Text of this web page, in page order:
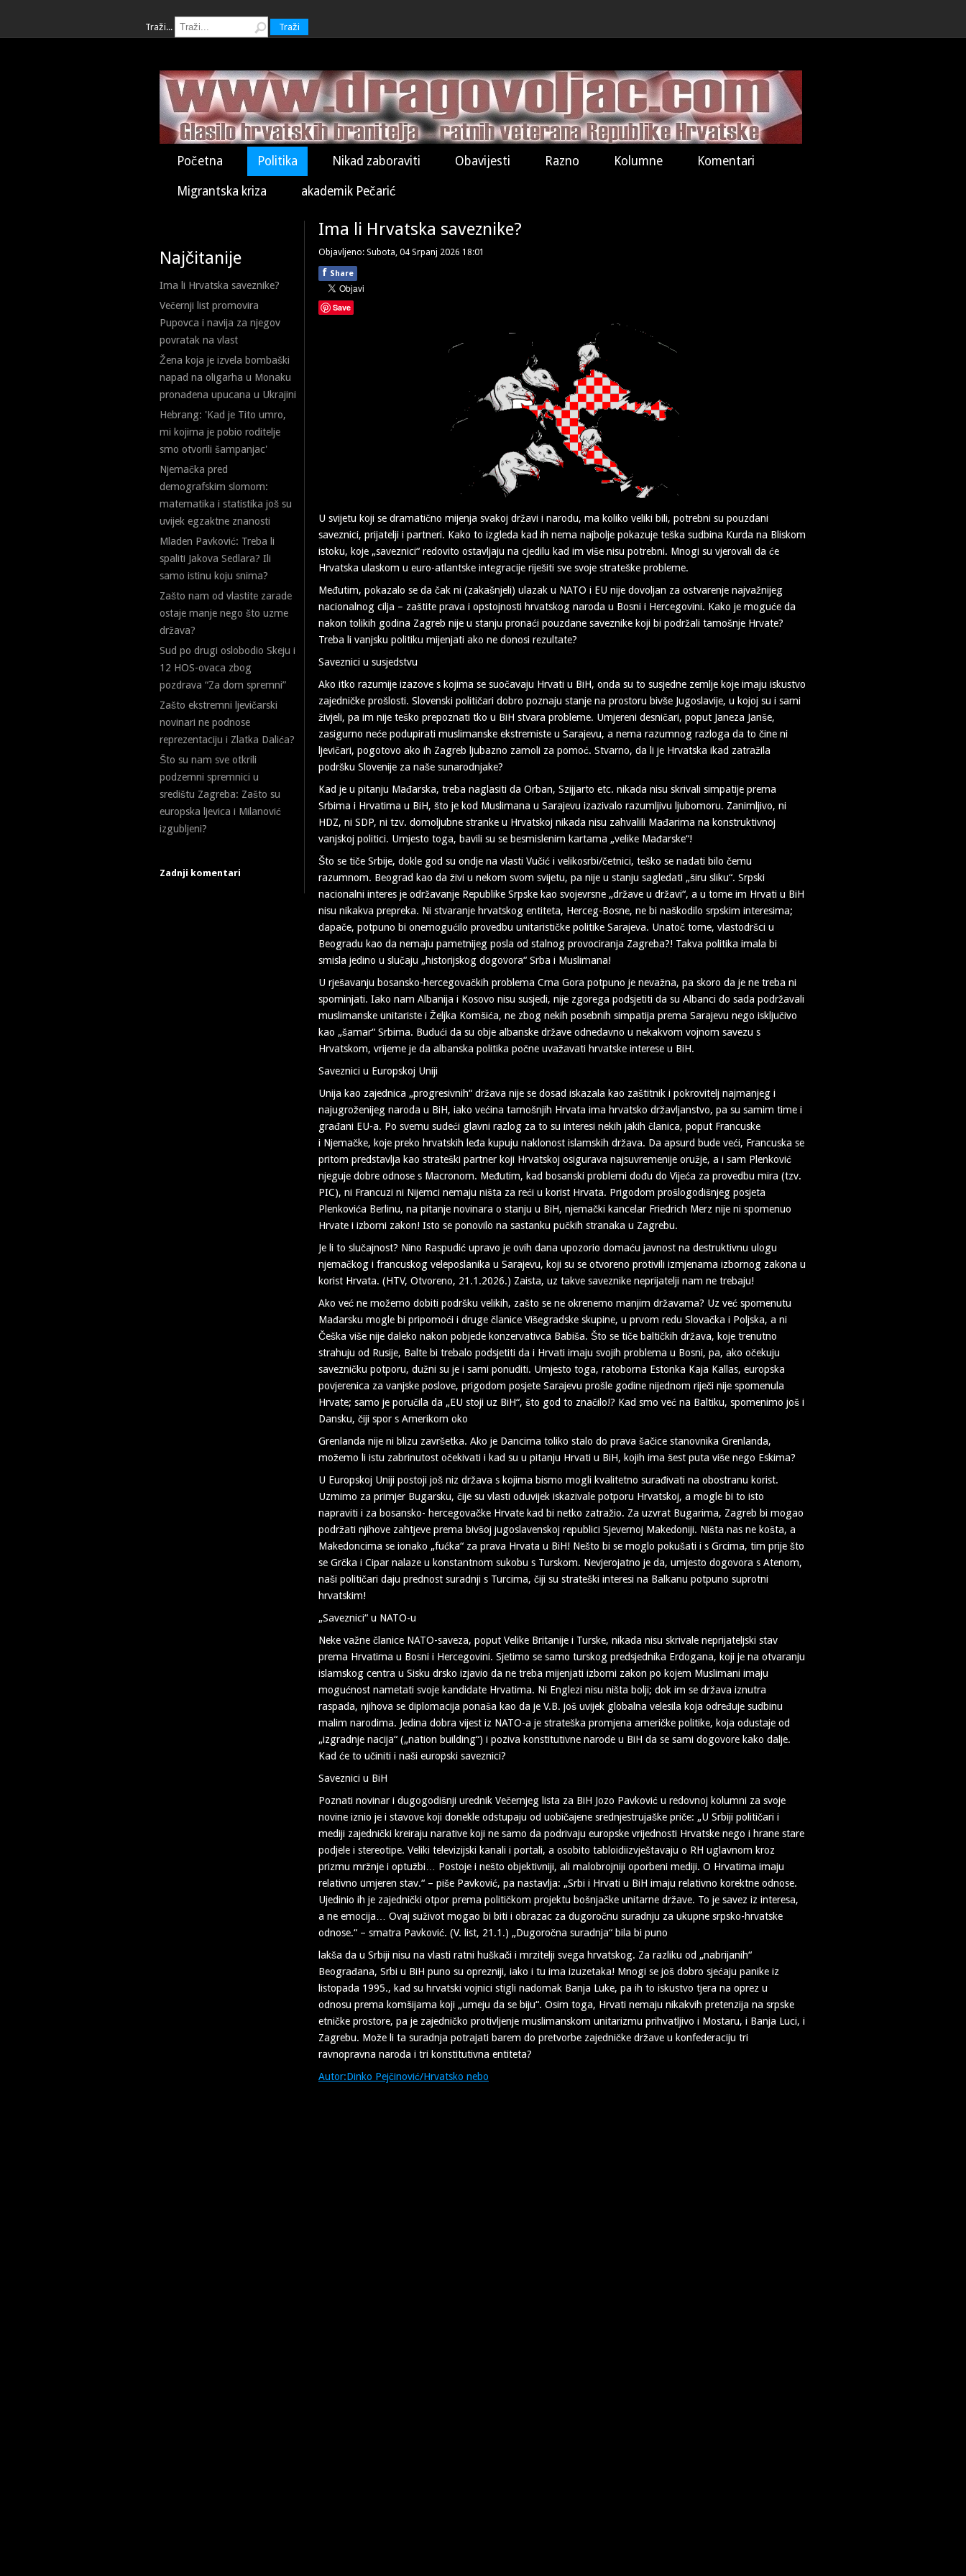
Traži... Traži
Početna Politika Nikad zaboraviti Obavijesti Razno Kolumne Komentari
Migrantska kriza akademik Pečarić
Najčitanije
Ima li Hrvatska saveznike?
Večernji list promovira
Pupovca i navija za njegov
povratak na vlast
Žena koja je izvela bombaški
napad na oligarha u Monaku
pronađena upucana u Ukrajini
Hebrang: 'Kad je Tito umro,
mi kojima je pobio roditelje
smo otvorili šampanjac'
Njemačka pred
demografskim slomom:
matematika i statistika još su
uvijek egzaktne znanosti
Mladen Pavković: Treba li
spaliti Jakova Sedlara? Ili
samo istinu koju snima?
Zašto nam od vlastite zarade
ostaje manje nego što uzme
država?
Sud po drugi oslobodio Skeju i
12 HOS-ovaca zbog
pozdrava “Za dom spremni”
Zašto ekstremni ljevičarski
novinari ne podnose
reprezentaciju i Zlatka Dalića?
Što su nam sve otkrili
podzemni spremnici u
središtu Zagreba: Zašto su
europska ljevica i Milanović
izgubljeni?
Zadnji komentari
Ima li Hrvatska saveznike?
Objavljeno: Subota, 04 Srpanj 2026 18:01
f Share
Save
U svijetu koji se dramatično mijenja svakoj državi i narodu, ma koliko veliki bili, potrebni su pouzdani
saveznici, prijatelji i partneri. Kako to izgleda kad ih nema najbolje pokazuje teška sudbina Kurda na Bliskom
istoku, koje „saveznici“ redovito ostavljaju na cjedilu kad im više nisu potrebni. Mnogi su vjerovali da će
Hrvatska ulaskom u euro-atlantske integracije riješiti sve svoje strateške probleme.
Međutim, pokazalo se da čak ni (zakašnjeli) ulazak u NATO i EU nije dovoljan za ostvarenje najvažnijeg
nacionalnog cilja – zaštite prava i opstojnosti hrvatskog naroda u Bosni i Hercegovini. Kako je moguće da
nakon tolikih godina Zagreb nije u stanju pronaći pouzdane saveznike koji bi podržali tamošnje Hrvate?
Treba li vanjsku politiku mijenjati ako ne donosi rezultate?
Saveznici u susjedstvu
Ako itko razumije izazove s kojima se suočavaju Hrvati u BiH, onda su to susjedne zemlje koje imaju iskustvo
zajedničke prošlosti. Slovenski političari dobro poznaju stanje na prostoru bivše Jugoslavije, u kojoj su i sami
živjeli, pa im nije teško prepoznati tko u BiH stvara probleme. Umjereni desničari, poput Janeza Janše,
zasigurno neće podupirati muslimanske ekstremiste u Sarajevu, a nema razumnog razloga da to čine ni
ljevičari, pogotovo ako ih Zagreb ljubazno zamoli za pomoć. Stvarno, da li je Hrvatska ikad zatražila
podršku Slovenije za naše sunarodnjake?
Kad je u pitanju Mađarska, treba naglasiti da Orban, Szijjarto etc. nikada nisu skrivali simpatije prema
Srbima i Hrvatima u BiH, što je kod Muslimana u Sarajevu izazivalo razumljivu ljubomoru. Zanimljivo, ni
HDZ, ni SDP, ni tzv. domoljubne stranke u Hrvatskoj nikada nisu zahvalili Mađarima na konstruktivnoj
vanjskoj politici. Umjesto toga, bavili su se besmislenim kartama „velike Mađarske“!
Što se tiče Srbije, dokle god su ondje na vlasti Vučić i velikosrbi/četnici, teško se nadati bilo čemu
razumnom. Beograd kao da živi u nekom svom svijetu, pa nije u stanju sagledati „širu sliku“. Srpski
nacionalni interes je održavanje Republike Srpske kao svojevrsne „države u državi“, a u tome im Hrvati u BiH
nisu nikakva prepreka. Ni stvaranje hrvatskog entiteta, Herceg-Bosne, ne bi naškodilo srpskim interesima;
dapače, potpuno bi onemogućilo provedbu unitarističke politike Sarajeva. Unatoč tome, vlastodršci u
Beogradu kao da nemaju pametnijeg posla od stalnog provociranja Zagreba?! Takva politika imala bi
smisla jedino u slučaju „historijskog dogovora“ Srba i Muslimana!
U rješavanju bosansko-hercegovačkih problema Crna Gora potpuno je nevažna, pa skoro da je ne treba ni
spominjati. Iako nam Albanija i Kosovo nisu susjedi, nije zgorega podsjetiti da su Albanci do sada podržavali
muslimanske unitariste i Željka Komšića, ne zbog nekih posebnih simpatija prema Sarajevu nego isključivo
kao „šamar“ Srbima. Budući da su obje albanske države odnedavno u nekakvom vojnom savezu s
Hrvatskom, vrijeme je da albanska politika počne uvažavati hrvatske interese u BiH.
Saveznici u Europskoj Uniji
Unija kao zajednica „progresivnih“ država nije se dosad iskazala kao zaštitnik i pokrovitelj najmanjeg i
najugroženijeg naroda u BiH, iako većina tamošnjih Hrvata ima hrvatsko državljanstvo, pa su samim time i
građani EU-a. Po svemu sudeći glavni razlog za to su interesi nekih jakih članica, poput Francuske
i Njemačke, koje preko hrvatskih leđa kupuju naklonost islamskih država. Da apsurd bude veći, Francuska se
pritom predstavlja kao strateški partner koji Hrvatskoj osigurava najsuvremenije oružje, a i sam Plenković
njeguje dobre odnose s Macronom. Međutim, kad bosanski problemi dođu do Vijeća za provedbu mira (tzv.
PIC), ni Francuzi ni Nijemci nemaju ništa za reći u korist Hrvata. Prigodom prošlogodišnjeg posjeta
Plenkovića Berlinu, na pitanje novinara o stanju u BiH, njemački kancelar Friedrich Merz nije ni spomenuo
Hrvate i izborni zakon! Isto se ponovilo na sastanku pučkih stranaka u Zagrebu.
Je li to slučajnost? Nino Raspudić upravo je ovih dana upozorio domaću javnost na destruktivnu ulogu
njemačkog i francuskog veleposlanika u Sarajevu, koji su se otvoreno protivili izmjenama izbornog zakona u
korist Hrvata. (HTV, Otvoreno, 21.1.2026.) Zaista, uz takve saveznike neprijatelji nam ne trebaju!
Ako već ne možemo dobiti podršku velikih, zašto se ne okrenemo manjim državama? Uz već spomenutu
Mađarsku mogle bi pripomoći i druge članice Višegradske skupine, u prvom redu Slovačka i Poljska, a ni
Češka više nije daleko nakon pobjede konzervativca Babiša. Što se tiče baltičkih država, koje trenutno
strahuju od Rusije, Balte bi trebalo podsjetiti da i Hrvati imaju svojih problema u Bosni, pa, ako očekuju
savezničku potporu, dužni su je i sami ponuditi. Umjesto toga, ratoborna Estonka Kaja Kallas, europska
povjerenica za vanjske poslove, prigodom posjete Sarajevu prošle godine nijednom riječi nije spomenula
Hrvate; samo je poručila da „EU stoji uz BiH“, što god to značilo!? Kad smo već na Baltiku, spomenimo još i
Dansku, čiji spor s Amerikom oko
Grenlanda nije ni blizu završetka. Ako je Dancima toliko stalo do prava šačice stanovnika Grenlanda,
možemo li istu zabrinutost očekivati i kad su u pitanju Hrvati u BiH, kojih ima šest puta više nego Eskima?
U Europskoj Uniji postoji još niz država s kojima bismo mogli kvalitetno surađivati na obostranu korist.
Uzmimo za primjer Bugarsku, čije su vlasti oduvijek iskazivale potporu Hrvatskoj, a mogle bi to isto
napraviti i za bosansko- hercegovačke Hrvate kad bi netko zatražio. Za uzvrat Bugarima, Zagreb bi mogao
podržati njihove zahtjeve prema bivšoj jugoslavenskoj republici Sjevernoj Makedoniji. Ništa nas ne košta, a
Makedoncima se ionako „fućka“ za prava Hrvata u BiH! Nešto bi se moglo pokušati i s Grcima, tim prije što
se Grčka i Cipar nalaze u konstantnom sukobu s Turskom. Nevjerojatno je da, umjesto dogovora s Atenom,
naši političari daju prednost suradnji s Turcima, čiji su strateški interesi na Balkanu potpuno suprotni
hrvatskim!
„Saveznici“ u NATO-u
Neke važne članice NATO-saveza, poput Velike Britanije i Turske, nikada nisu skrivale neprijateljski stav
prema Hrvatima u Bosni i Hercegovini. Sjetimo se samo turskog predsjednika Erdogana, koji je na otvaranju
islamskog centra u Sisku drsko izjavio da ne treba mijenjati izborni zakon po kojem Muslimani imaju
mogućnost nametati svoje kandidate Hrvatima. Ni Englezi nisu ništa bolji; dok im se država iznutra
raspada, njihova se diplomacija ponaša kao da je V.B. još uvijek globalna velesila koja određuje sudbinu
malim narodima. Jedina dobra vijest iz NATO-a je strateška promjena američke politike, koja odustaje od
„izgradnje nacija“ („nation building“) i poziva konstitutivne narode u BiH da se sami dogovore kako dalje.
Kad će to učiniti i naši europski saveznici?
Saveznici u BiH
Poznati novinar i dugogodišnji urednik Večernjeg lista za BiH Jozo Pavković u redovnoj kolumni za svoje
novine iznio je i stavove koji donekle odstupaju od uobičajene srednjestrujaške priče: „U Srbiji političari i
mediji zajednički kreiraju narative koji ne samo da podrivaju europske vrijednosti Hrvatske nego i hrane stare
podjele i stereotipe. Veliki televizijski kanali i portali, a osobito tabloidiizvještavaju o RH uglavnom kroz
prizmu mržnje i optužbi… Postoje i nešto objektivniji, ali malobrojniji oporbeni mediji. O Hrvatima imaju
relativno umjeren stav.“ – piše Pavković, pa nastavlja: „Srbi i Hrvati u BiH imaju relativno korektne odnose.
Ujedinio ih je zajednički otpor prema političkom projektu bošnjačke unitarne države. To je savez iz interesa,
a ne emocija… Ovaj suživot mogao bi biti i obrazac za dugoročnu suradnju za ukupne srpsko-hrvatske
odnose.“ – smatra Pavković. (V. list, 21.1.) „Dugoročna suradnja“ bila bi puno
lakša da u Srbiji nisu na vlasti ratni huškači i mrzitelji svega hrvatskog. Za razliku od „nabrijanih“
Beograđana, Srbi u BiH puno su oprezniji, iako i tu ima izuzetaka! Mnogi se još dobro sjećaju panike iz
listopada 1995., kad su hrvatski vojnici stigli nadomak Banja Luke, pa ih to iskustvo tjera na oprez u
odnosu prema komšijama koji „umeju da se biju“. Osim toga, Hrvati nemaju nikakvih pretenzija na srpske
etničke prostore, pa je zajedničko protivljenje muslimanskom unitarizmu prihvatljivo i Mostaru, i Banja Luci, i
Zagrebu. Može li ta suradnja potrajati barem do pretvorbe zajedničke države u konfederaciju tri
ravnopravna naroda i tri konstitutivna entiteta?
Autor:Dinko Pejčinović/Hrvatsko nebo